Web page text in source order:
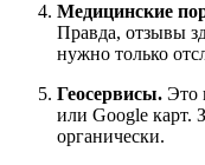
Медицинские
Правда, отзывы
нужно только
Геосервисы. Это
или Google карт.
органически.